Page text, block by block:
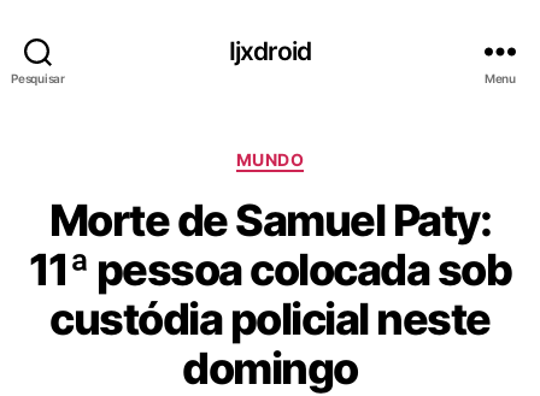
Pesquisar
Ijxdroid
Menu
C
t
e
g
o
r
i
a
MUNDO
Morte de Samuel Paty:
11ª pessoa colocada sob
custódia policial neste
domingo